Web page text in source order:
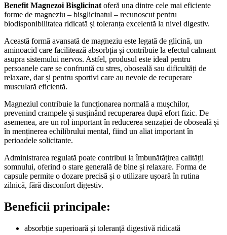
Benefit Magnezoi Bisglicinat oferă una dintre cele mai eficiente
forme de magneziu – bisglicinatul – recunoscut pentru
biodisponibilitatea ridicată și toleranța excelentă la nivel digestiv.
Această formă avansată de magneziu este legată de glicină, un
aminoacid care facilitează absorbția și contribuie la efectul calmant
asupra sistemului nervos. Astfel, produsul este ideal pentru
persoanele care se confruntă cu stres, oboseală sau dificultăți de
relaxare, dar și pentru sportivi care au nevoie de recuperare
musculară eficientă.
Magneziul contribuie la funcționarea normală a mușchilor,
prevenind crampele și susținând recuperarea după efort fizic. De
asemenea, are un rol important în reducerea senzației de oboseală și
în menținerea echilibrului mental, fiind un aliat important în
perioadele solicitante.
Administrarea regulată poate contribui la îmbunătățirea calității
somnului, oferind o stare generală de bine și relaxare. Forma de
capsule permite o dozare precisă și o utilizare ușoară în rutina
zilnică, fără disconfort digestiv.
Beneficii principale:
absorbție superioară și toleranță digestivă ridicată